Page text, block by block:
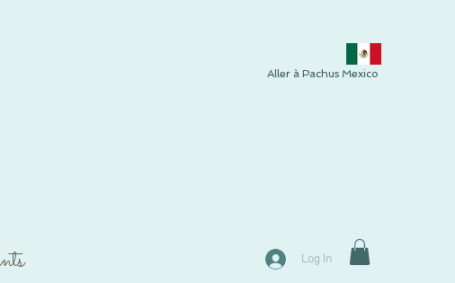
Aller à Pachus Mexico
Log In